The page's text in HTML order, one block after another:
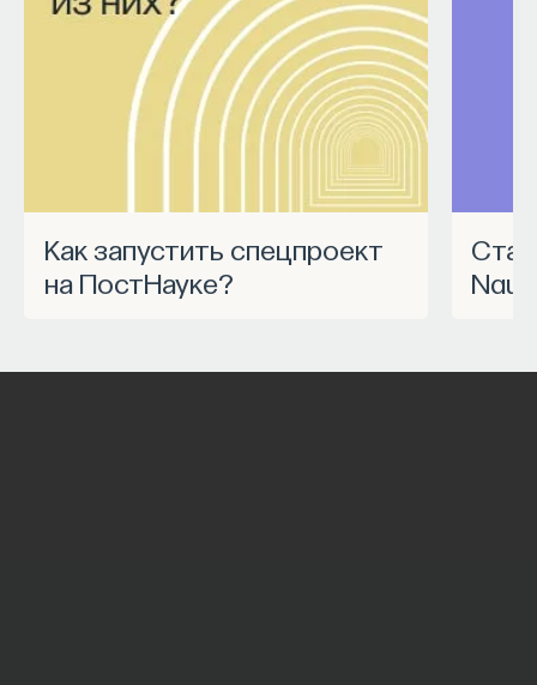
Как запустить спецпроект
на ПостНауке?
Станьте частью программы